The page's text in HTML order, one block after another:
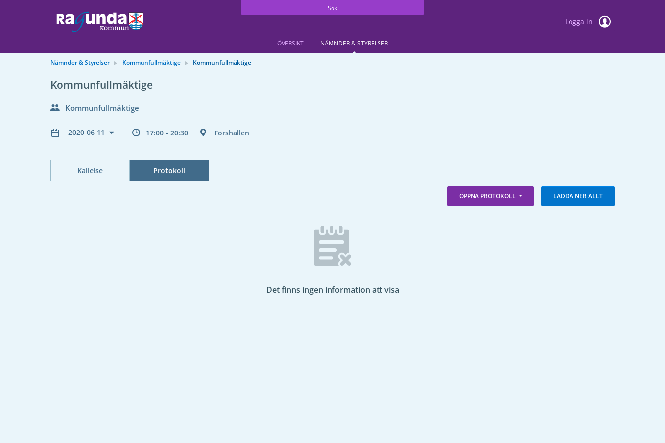
Sök
Logga in
ÖVERSIKT NÄMNDER & STYRELSER
Nämnder & Styrelser Kommunfullmäktige Kommunfullmäktige
Kommunfullmäktige
Kommunfullmäktige
2020-06-11 17:00 - 20:30 Forshallen
Kallelse Protokoll
ÖPPNA PROTOKOLL LADDA NER ALLT
Det finns ingen information att visa